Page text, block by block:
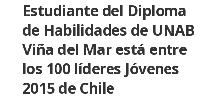
Estudiante del Diploma
de Habilidades de UNAB
Viña del Mar está entre
los 100 líderes Jóvenes
2015 de Chile